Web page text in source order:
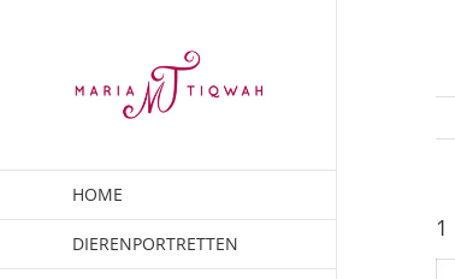
HOME
DIERENPORTRETTEN
1